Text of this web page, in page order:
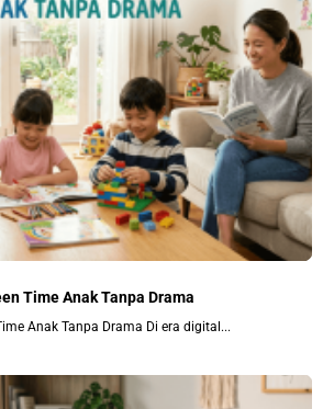
Time Anak Tanpa Drama
Anak Tanpa Drama Di era digital...